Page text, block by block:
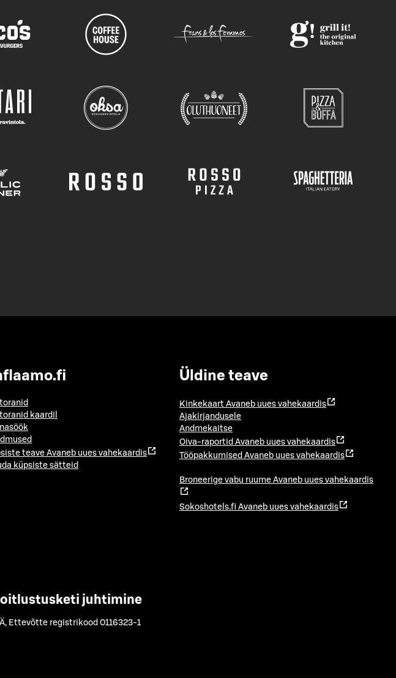
kaardil
teave Avaneb uues vahekaardis
küpsiste sätteid
Üldine teave
Kinkekaart Avaneb uues vahekaardis
Ajakirjandusele
Andmekaitse
Oiva-raportid Avaneb uues vahekaardis
Tööpakkumised Avaneb uues vahekaardis
Broneerige vabu ruume Avaneb uues vahekaardis
Sokoshotels.fi Avaneb uues vahekaardis
juhtimine
, Ettevõtte registrikood 0116323-1